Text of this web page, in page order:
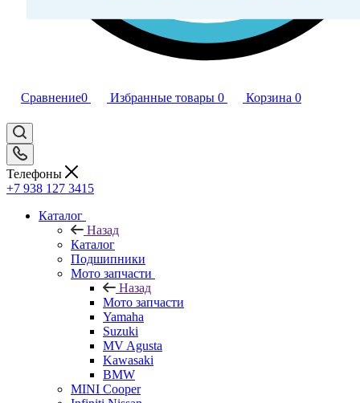
Сравнение0 Избранные товары 0 Корзина 0
Телефоны
+7 938 127 3415
Каталог
Назад
Каталог
Подшипники
Мото запчасти
Назад
Мото запчасти
Yamaha
Suzuki
MV Agusta
Kawasaki
BMW
MINI Cooper